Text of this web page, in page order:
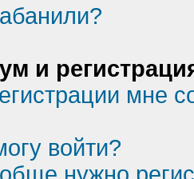
и
мне
войти?
нужно